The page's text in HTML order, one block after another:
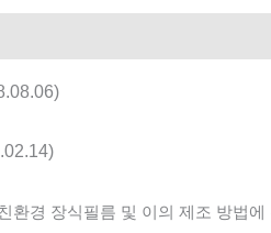
환경 장식필름 및 이의 제조 방법에